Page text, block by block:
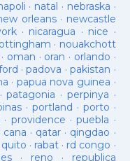
· natal · nebraska ·
orleans· newcastle
· nicaragua · nice ·
· nouakchott
· oman · oran · orlando ·
·padova ·pakistan ·
· papua nova guinea ·
patagonia · perpinya ·
·portland · porto ·
· providence ·puebla ·
· qatar · qingdao ·
quito · rabat · rd congo ·
· reno · republica